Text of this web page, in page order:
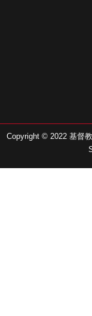
Copyright © 2022 基督